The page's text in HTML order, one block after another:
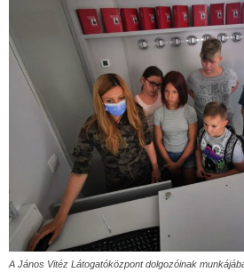
A János Vitéz Látogatóközpont dolgozóinak